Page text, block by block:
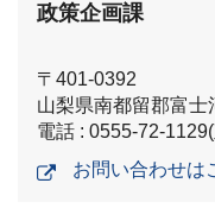
政策企画課
〒401-0392
山梨県南都留郡富
電話 : 0555-72-
お問い合わせは